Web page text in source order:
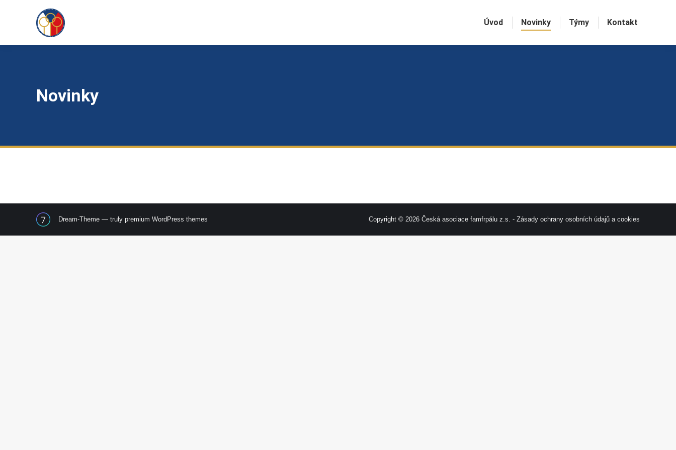
Úvod Novinky Týmy Kontakt
Novinky
Dream-Theme — truly premium WordPress themes Copyright © 2026 Česká asociace famfrpálu z.s. - Zásady ochrany osobních údajů a cookies